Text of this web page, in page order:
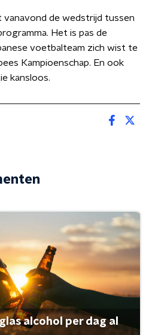
de wedstrijd tussen
Het is pas de
voetbalteam zich wist te
Kampioenschap. En ook
kansloos.
alcohol per dag al